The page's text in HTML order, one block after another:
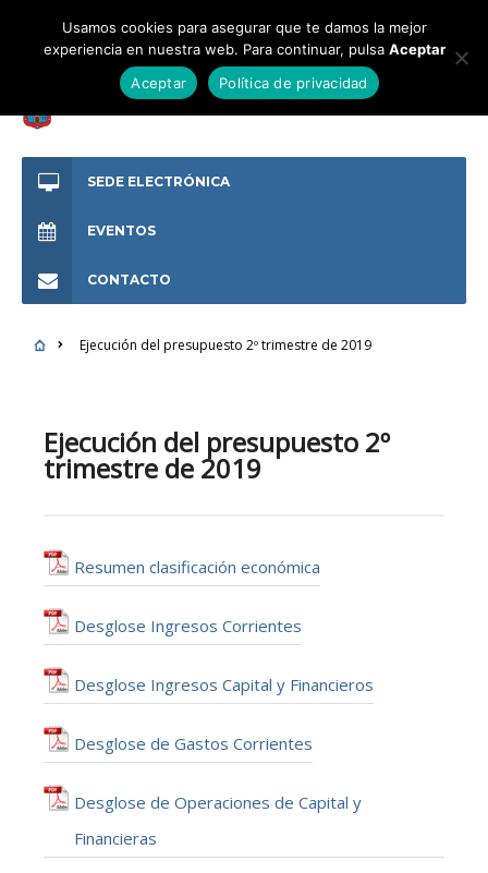
SEDE ELECTRÓNICA
EVENTOS
CONTACTO
Ejecución del presupuesto 2º trimestre de 2019
Ejecución del presupuesto 2º
trimestre de 2019
Resumen clasificación económica
Desglose Ingresos Corrientes
Desglose Ingresos Capital y Financieros
Desglose de Gastos Corrientes
Desglose de Operaciones de Capital y
Financieras
Usamos cookies para asegurar que te damos la mejor
experiencia en nuestra web. Para continuar, pulsa Aceptar
Aceptar
Política de privacidad